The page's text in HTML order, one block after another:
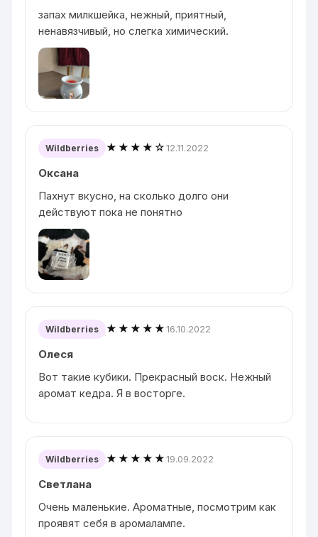
запах милкшейка, нежный, приятный,
ненавязчивый, но слегка химический.
Wildberries ★★★★☆12.11.2022
Оксана
Пахнут вкусно, на сколько долго они
действуют пока не понятно
Wildberries ★★★★★16.10.2022
Олеся
Вот такие кубики. Прекрасный воск. Нежный
аромат кедра. Я в восторге.
Wildberries ★★★★★19.09.2022
Светлана
Очень маленькие. Ароматные, посмотрим как
проявят себя в аромалампе.